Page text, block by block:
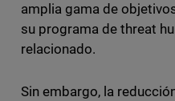
amplia gama de
su programa de threat
relacionado.
Sin embargo, la